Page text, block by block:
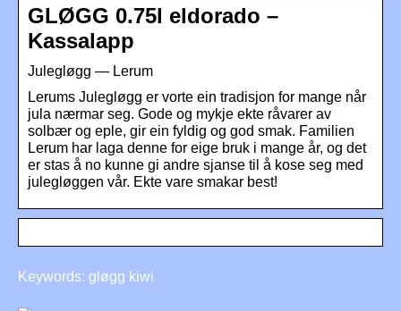
GLØGG 0.75l eldorado –
Kassalapp
Julegløgg — Lerum
Lerums Julegløgg er vorte ein tradisjon for mange når
jula nærmar seg. Gode og mykje ekte råvarer av
solbær og eple, gir ein fyldig og god smak. Familien
Lerum har laga denne for eige bruk i mange år, og det
er stas å no kunne gi andre sjanse til å kose seg med
julegløggen vår. Ekte vare smakar best!
Keywords: gløgg kiwi